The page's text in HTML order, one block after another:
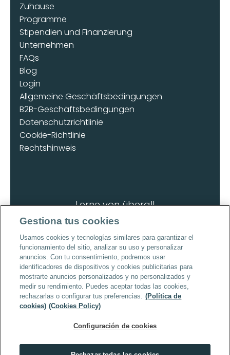
Zuhause
Programme
Stipendien und Finanzierung
Unternehmen
FAQs
Blog
Login
Allgemeine Geschäftsbedingungen
B2B-Geschäftsbedingungen
Datenschutzrichtlinie
Cookie-Richtlinie
Rechtshinweis
Lerne von überall
Lade die App herunter
Urheberrecht © 2026 | Alle Rechte
vorbehalten
Gestiona tus cookies
Usamos cookies y tecnologías similares para garantizar el
funcionamiento del sitio, analizar su uso y personalizar
anuncios. Con tu consentimiento, podremos usar
identificadores de dispositivos y cookies publicitarias para
mostrarte anuncios personalizados y no personalizados y
medir su rendimiento. Puedes aceptar todas las cookies,
rechazarlas o configurar tus preferencias. (Política de
cookies) (Cookies Policy)
Configuración de cookies